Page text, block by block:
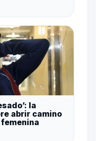
la
abrir camino